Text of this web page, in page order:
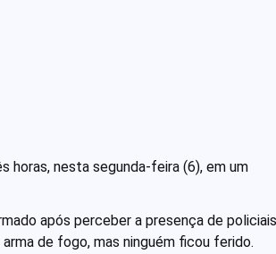
horas, nesta segunda-feira (6), em um
após perceber a presença de
de fogo, mas ninguém ficou ferido.